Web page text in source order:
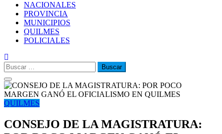
NACIONALES
PROVINCIA
MUNICIPIOS
QUILMES
POLICIALES
Buscar:
QUILMES
CONSEJO DE LA MAGISTRATURA: